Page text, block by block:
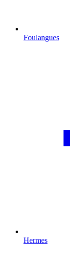
Foulangues
Hermes